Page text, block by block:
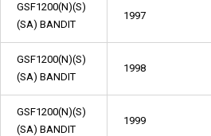
GSF1200(N)(S)
(SA) BANDIT
1997
GSF1200(N)(S)
(SA) BANDIT
1998
GSF1200(N)(S)
(SA) BANDIT
1999